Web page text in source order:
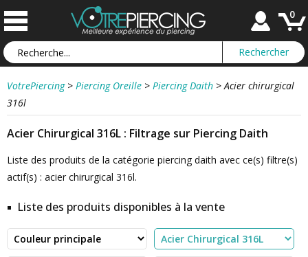
0
VotrePiercing > Piercing Oreille > Piercing Daith > Acier chirurgical
316l
Acier Chirurgical 316L : Filtrage sur Piercing Daith
Liste des produits de la catégorie piercing daith avec ce(s) filtre(s)
actif(s) : acier chirurgical 316l.
Liste des produits disponibles à la vente